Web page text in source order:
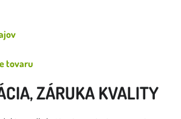
tovaru
ZÁRUKA KVALITY